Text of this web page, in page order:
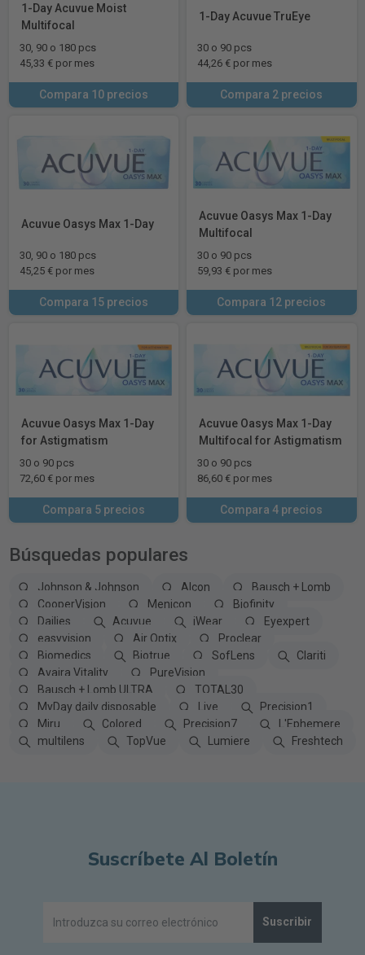
1-Day Acuvue Moist
Multifocal
30, 90 o 180 pcs
45,33 € por mes
Compara 10 precios
1-Day Acuvue TruEye
30 o 90 pcs
44,26 € por mes
Compara 2 precios
Acuvue Oasys Max 1-Day
30, 90 o 180 pcs
45,25 € por mes
Compara 15 precios
Acuvue Oasys Max 1-Day
Multifocal
30 o 90 pcs
59,93 € por mes
Compara 12 precios
Acuvue Oasys Max 1-Day
for Astigmatism
30 o 90 pcs
72,60 € por mes
Compara 5 precios
Acuvue Oasys Max 1-Day
Multifocal for Astigmatism
30 o 90 pcs
86,60 € por mes
Compara 4 precios
Búsquedas populares
Johnson & Johnson Alcon
Bausch + Lomb
CooperVision
Menicon
Biofinity
Dailies
Acuvue iWear
Eyexpert
easyvision
Air Optix
Proclear
Biomedics
Biotrue SofLens
Clariti
Avaira Vitality
PureVision
Bausch + Lomb ULTRA
TOTAL30
MyDay daily disposable
Live
Precision1
Miru
Colored Precision7
L'Ephemere
multilens
TopVue Lumiere Freshtech
Suscríbete Al Boletín
Suscribir